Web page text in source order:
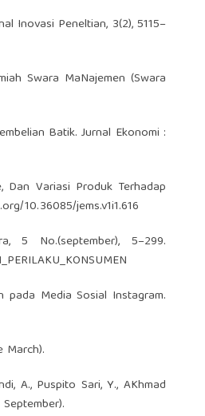
Inovasi Peneltian, 3(2), 5115–
Swara MaNajemen (Swara
Batik. Jurnal Ekonomi :
Dan Variasi Produk Terhadap
10.36085/jems.v1i1.616
5 No.(september), 5–299.
pada Media Sosial Instagram.
March).
A., Puspito Sari, Y., AKhmad